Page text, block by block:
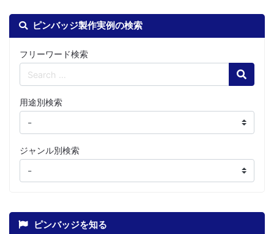
ピンバッジ製作実例の検索
フリーワード検索
Search
用途別検索
ジャンル別検索
ピンバッジを知る